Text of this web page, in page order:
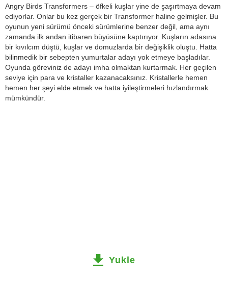
Angry Birds Transformers – öfkeli kuşlar yine de şaşırtmaya devam
ediyorlar. Onlar bu kez gerçek bir Transformer haline gelmişler. Bu
oyunun yeni sürümü önceki sürümlerine benzer değil, ama aynı
zamanda ilk andan itibaren büyüsüne kaptırıyor. Kuşların adasına
bir kıvılcım düştü, kuşlar ve domuzlarda bir değişiklik oluştu. Hatta
bilinmedik bir sebepten yumurtalar adayı yok etmeye başladılar.
Oyunda göreviniz de adayı imha olmaktan kurtarmak. Her geçilen
seviye için para ve kristaller kazanacaksınız. Kristallerle hemen
hemen her şeyi elde etmek ve hatta iyileştirmeleri hızlandırmak
mümkündür.
Yukle